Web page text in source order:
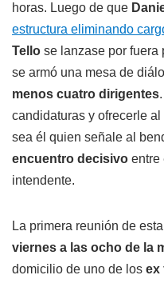
horas. Luego de que
estructura eliminando
Tello se lanzase por fuera
se armó una mesa de
menos cuatro dirigentes
candidaturas y ofrecerle al
sea él quien señale al
encuentro decisivo entre
intendente.
La primera reunión de
viernes a las ocho de la
domicilio de uno de los ex